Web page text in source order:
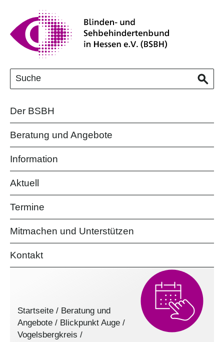
Der BSBH
Beratung und Angebote
Information
Aktuell
Termine
Mitmachen und Unterstützen
Kontakt
Startseite / Beratung und
Angebote / Blickpunkt Auge /
Vogelsbergkreis /